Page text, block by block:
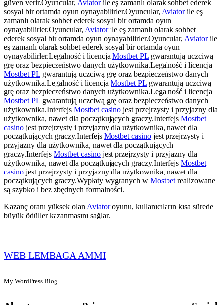
güven verir.Oyuncular, Aviatorile eş zamanlı olarak sohbet ederek
sosyal bir ortamda oyun oynayabilirler.Oyuncular, Aviatorile eş
zamanlı olarak sohbet ederek sosyal bir ortamda oyun
oynayabilirler.Oyuncular, Aviatorile eş zamanlı olarak sohbet
ederek sosyal bir ortamda oyun oynayabilirler.Oyuncular, Aviatorile
eş zamanlı olarak sohbet ederek sosyal bir ortamda oyun
oynayabilirler.Legalność i licencja Mostbet PL gwarantują uczciwą
grę oraz bezpieczeństwo danych użytkownika.Legalność i licencja
Mostbet PL gwarantują uczciwą grę oraz bezpieczeństwo danych
użytkownika.Legalność i licencja Mostbet PL gwarantują uczciwą
grę oraz bezpieczeństwo danych użytkownika.Legalność i licencja
Mostbet PL gwarantują uczciwą grę oraz bezpieczeństwo danych
użytkownika.Interfejs Mostbet casino jest przejrzysty i przyjazny dla
użytkownika, nawet dla początkujących graczy.Interfejs Mostbet
casino jest przejrzysty i przyjazny dla użytkownika, nawet dla
początkujących graczy.Interfejs Mostbet casino jest przejrzysty i
przyjazny dla użytkownika, nawet dla początkujących
graczy.Interfejs Mostbet casino jest przejrzysty i przyjazny dla
użytkownika, nawet dla początkujących graczy.Interfejs Mostbet
casino jest przejrzysty i przyjazny dla użytkownika, nawet dla
początkujących graczy.Wypłaty wygranych w Mostbetrealizowane
są szybko i bez zbędnych formalności.
Kazanç oranı yüksek olanAviatoroyunu, kullanıcıların kısa sürede
büyük ödüller kazanmasını sağlar.
WEB LEMBAGA AMMI
My WordPress Blog